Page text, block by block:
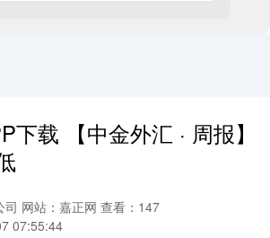
下载 【中金外汇 · 周报】
司 网站：嘉正网 查看：147
07:55:44